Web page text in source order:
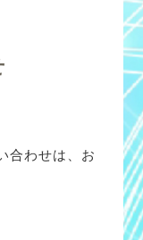
合わせは、お